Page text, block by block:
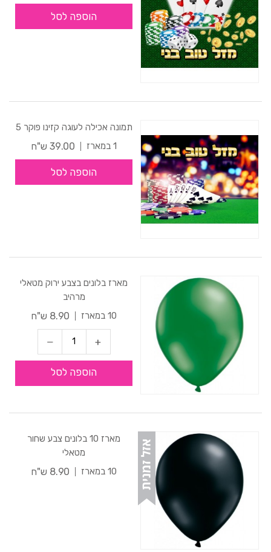
הוספה לסל
תמונה אכילה לעוגה קזינו פוקר 5
1 במארז
39.00 ש"ח
הוספה לסל
מארז בלונים בצבע ירוק מטאלי
מרהיב
10 במארז
8.90 ש"ח
הוספה לסל
מארז 10 בלונים צבע שחור
מטאלי
10 במארז
8.90 ש"ח